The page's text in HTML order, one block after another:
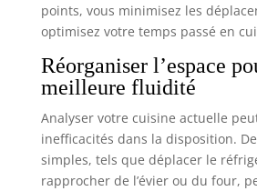
points, vous minimisez les
optimisez votre temps passé en
Réorganiser l’espace
meilleure fluidité
Analyser votre cuisine actuelle
inefficacités dans la disposition.
simples, tels que déplacer le
rapprocher de l’évier ou du four,